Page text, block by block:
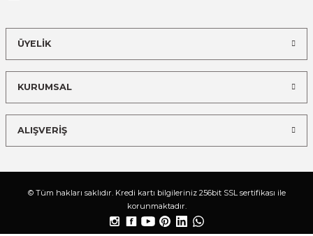
ÜYELİK
KURUMSAL
ALIŞVERİŞ
© Tüm hakları saklıdır. Kredi kartı bilgileriniz 256bit SSL sertifikası ile
korunmaktadır.